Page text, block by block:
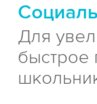
Для
быстрое